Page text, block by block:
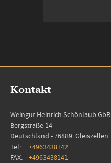
Kontakt
Weingut Heinrich Schönlaub GbR
Bergstraße 14
Deutschland - 76889 Gleiszellen
Tel: +4963438142
FAX: +4963438141